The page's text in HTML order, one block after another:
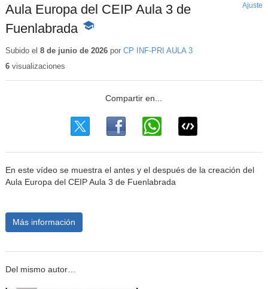
Aula Europa del CEIP Aula 3 de
Fuenlabrada -
educativo
Ajuste
Subido el 8 de junio de 2026por CP INF-PRI AULA 3
6visualizaciones
En este vídeo se muestra el antes y el después de la creación del
Aula Europa del CEIP Aula 3 de Fuenlabrada
Más información
Del mismo autor…